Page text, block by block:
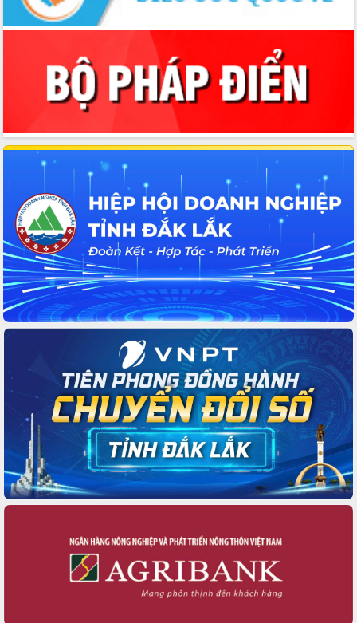
Quyết liệt tháo gỡ vướng mắc, đẩy
nhanh tiến độ các dự án trọng điểm
Hòn Yến phát triển du lịch gắn với bảo
Lấy ý kiến điều chỉnh Quy hoạch tỉnh
Đắk Lắk thời kỳ 2021-2030, tầm nhìn
đến năm 2050
Phát động chiến dịch 30 ngày đêm
giải phóng mặt bằng Tuyến đường bộ
Đắk Lắk nỗ lực thúc đẩy tăng trưởng
kinh tế từ 10% trở lên trong Quý
II/2026
Đắk Lắk ký kết thỏa thuận hợp tác về
chuyển đổi số giai đoạn 2026 – 2030
với Tập đoàn Bưu chính Viễn thông
Việt Nam
Thứ trưởng Bộ Y tế làm việc với tỉnh
Đắk Lắk về phát triển nhân lực y tế
Du lịch Đắk Lắk nâng tầm trải nghiệm
du khách thông qua Hệ thống cơ sở dữ
liệu và Bản đồ số
Tập huấn ứng dụng trí tuệ nhân tạo (AI)
trong thương mại điện tử năm 2026
Đoàn đại biểu Quốc hội tỉnh Đắk Lắk
trao đổi thông tin trước Kỳ họp thứ
nhất, Quốc hội khóa XVI
Nâng cao hiệu lực, hiệu quả HĐND
tỉnh thông qua hiện đại hóa hành chính
Xã Ea Phê gắn cải cách hành chính với